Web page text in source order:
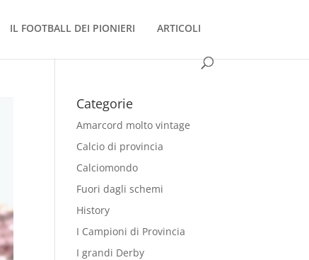
IL FOOTBALL DEI PIONIERI ARTICOLI
Categorie
Amarcord molto vintage
Calcio di provincia
Calciomondo
Fuori dagli schemi
History
I Campioni di Provincia
I grandi Derby